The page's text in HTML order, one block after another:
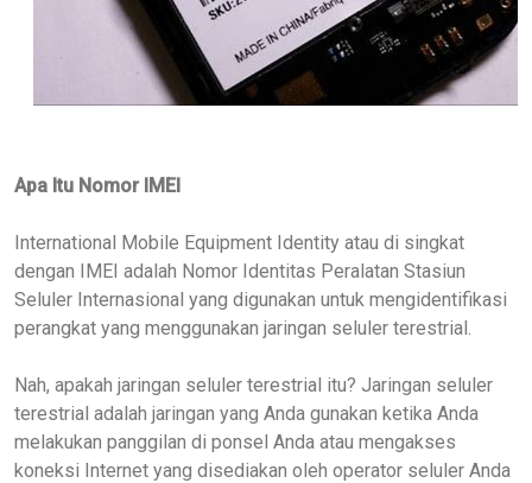
Apa Itu Nomor IMEI
International Mobile Equipment Identity atau di singkat
dengan IMEI adalah Nomor Identitas Peralatan Stasiun
Seluler Internasional yang digunakan untuk mengidentifikasi
perangkat yang menggunakan jaringan seluler terestrial.
Nah, apakah jaringan seluler terestrial itu? Jaringan seluler
terestrial adalah jaringan yang Anda gunakan ketika Anda
melakukan panggilan di ponsel Anda atau mengakses
koneksi Internet yang disediakan oleh operator seluler Anda